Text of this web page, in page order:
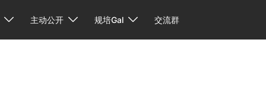
主动公开 规培Gal 交流群